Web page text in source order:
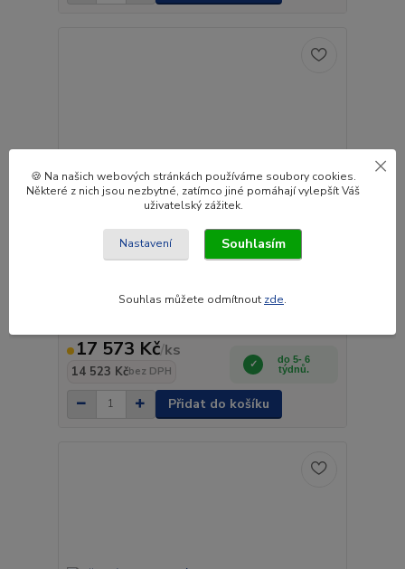
17 573 Kč/ks
14 523 Kčbez DPH
do 5- 6
týdnů.
Přidat do košíku
🍪 Na našich webových stránkách používáme soubory cookies.
Některé z nich jsou nezbytné, zatímco jiné pomáhají vylepšít Váš
uživatelský zážitek.
Nastavení Souhlasím
Souhlas můžete odmítnout zde.